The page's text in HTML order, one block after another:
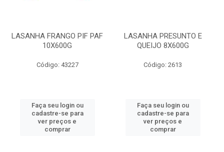
LASANHA FRANGO PIF PAF
10X600G
Código: 43227
Faça seu login ou
cadastre-se para
ver preços e
comprar
LASANHA PRESUNTO E
QUEIJO 8X600G
Código: 2613
Faça seu login ou
cadastre-se para
ver preços e
comprar